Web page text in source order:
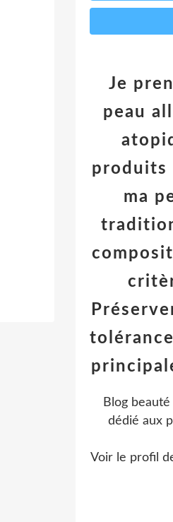
Je
peau
produits
ma
Blog
dédié aux
Voir le profil